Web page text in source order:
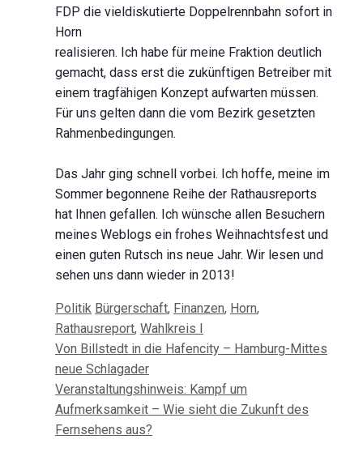
FDP die vieldiskutierte Doppelrennbahn sofort in
Horn
realisieren. Ich habe für meine Fraktion deutlich
gemacht, dass erst die zukünftigen Betreiber mit
einem tragfähigen Konzept aufwarten müssen.
Für uns gelten dann die vom Bezirk gesetzten
Rahmenbedingungen.
Das Jahr ging schnell vorbei. Ich hoffe, meine im
Sommer begonnene Reihe der Rathausreports
hat Ihnen gefallen. Ich wünsche allen Besuchern
meines Weblogs ein frohes Weihnachtsfest und
einen guten Rutsch ins neue Jahr. Wir lesen und
sehen uns dann wieder in 2013!
Kategorien
Politik Schlagwörter
Bürgerschaft, Finanzen, Horn,
Rathausreport, Wahlkreis I
Beitrags-
Navigation
Von Billstedt in die Hafencity – Hamburg-Mittes
neue Schlagader
Veranstaltungshinweis: Kampf um
Aufmerksamkeit – Wie sieht die Zukunft des
Fernsehens aus?